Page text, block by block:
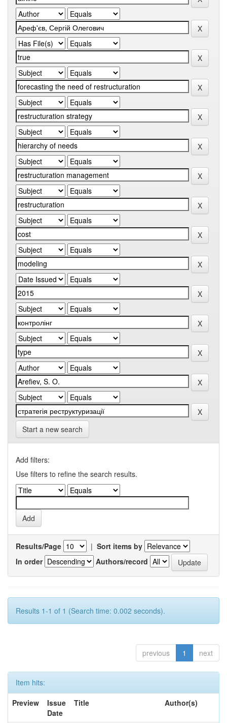
Start a new search
Add filters:
Use filters to refine the search results.
Results/Page | Sort items by
In order
Authors/record
Results 1-1 of 1 (Search time: 0.002 seconds).
previous 1 next
Item hits:
Preview
Issue
Date
Title Author(s)